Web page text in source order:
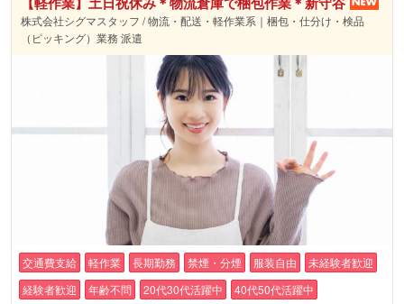
株式会社シグマスタッフ / 物流・配送・軽作業系｜梱包・仕分け・検品
（ピッキング）業務 派遣
交通費支給 軽作業 長期勤務 禁煙・分煙 服装自由
未経験者歓迎
経験者歓迎
年齢不問 20代30代活躍中
40代50代活躍中